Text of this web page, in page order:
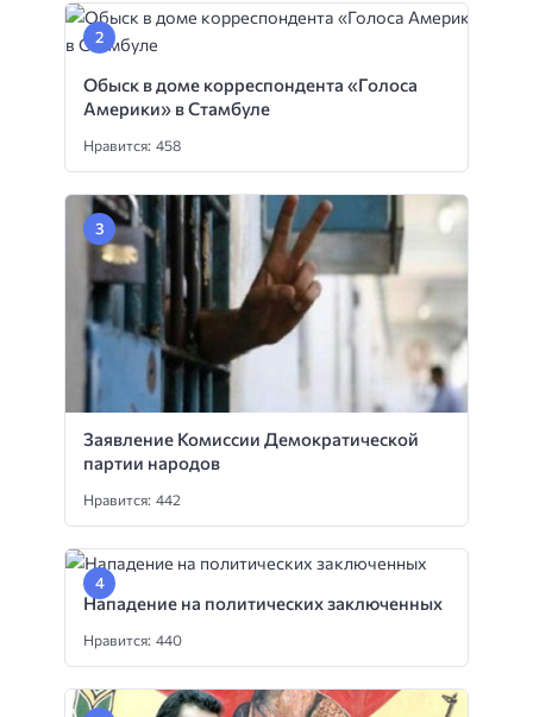
Обыск в доме корреспондента «Голоса
Америки» в Стамбуле
Нравится: 458
Заявление Комиссии Демократической
партии народов
Нравится: 442
Нападение на политических заключенных
Нравится: 440